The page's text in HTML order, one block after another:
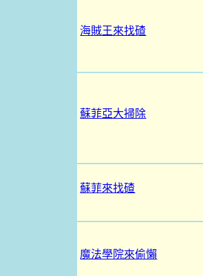
海賊王來找碴
蘇菲亞大掃除
蘇菲來找碴
魔法學院來偷懶